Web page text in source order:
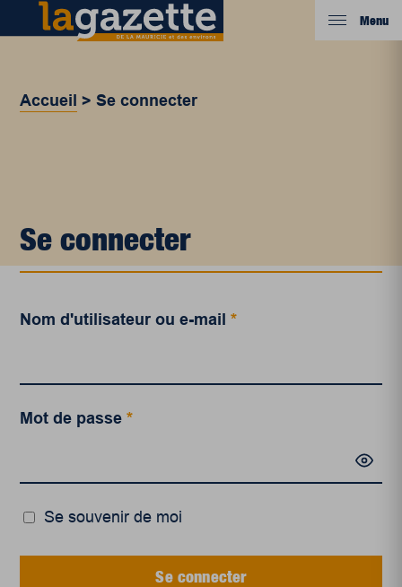
Menu
Accueil >Se connecter
Se connecter
Nom d'utilisateur ou e-mail*
Mot de passe*
Se souvenir de moi
Se connecter